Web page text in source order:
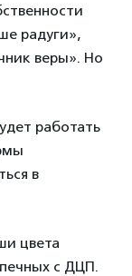
радуги»,
веры». Но
работать
в
цвета
с ДЦП.